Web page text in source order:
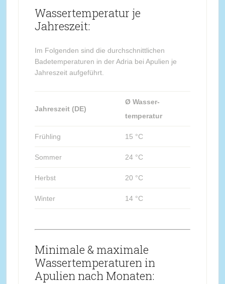
Wassertemperatur je
Jahreszeit:
Im Folgenden sind die durchschnittlichen
Badetemperaturen in der Adria bei Apulien je
Jahreszeit aufgeführt.
Jahreszeit (DE)
Ø Wasser-
temperatur
Frühling 15 °C
Sommer 24 °C
Herbst 20 °C
Winter 14 °C
Minimale & maximale
Wassertemperaturen in
Apulien nach Monaten: